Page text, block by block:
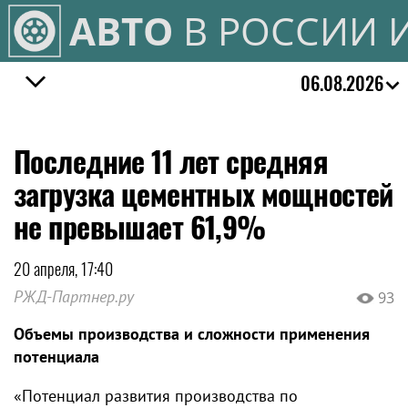
АВТО В РОССИИ
06.08.2026
Последние 11 лет средняя
загрузка цементных мощностей
не превышает 61,9%
20 апреля, 17:40
РЖД-Партнер.ру 93
Объемы производства и сложности применения
потенциала
«Потенциал развития производства по